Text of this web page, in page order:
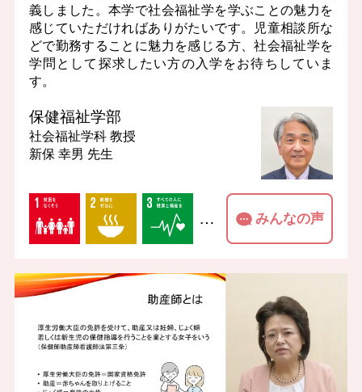
義しました。本学で社会福祉学を学ぶことの魅力を
感じていただければありがたいです。児童相談所な
どで勤務することに魅力を感じる方、社会福祉学を
学問として探求したい方の入学をお待ちしていま
す。
保健福祉学部
社会福祉学科 教授
新保 幸男 先生
… みんなの声